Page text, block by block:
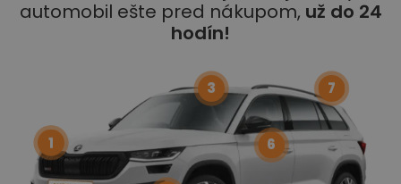
automobil ešte pred nákupom, už do 24
hodín!
1
3
6
7